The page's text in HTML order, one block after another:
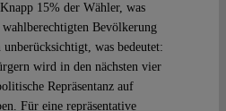
15% der Wähler, was
Bevölkerung
was bedeutet:
wird in den nächsten vier
Repräsentanz auf
Für eine repräsentative